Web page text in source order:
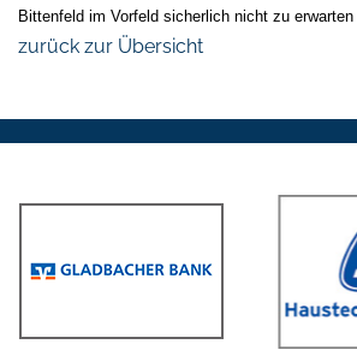
Bittenfeld im Vorfeld sicherlich nicht zu erwarten
zurück zur Übersicht